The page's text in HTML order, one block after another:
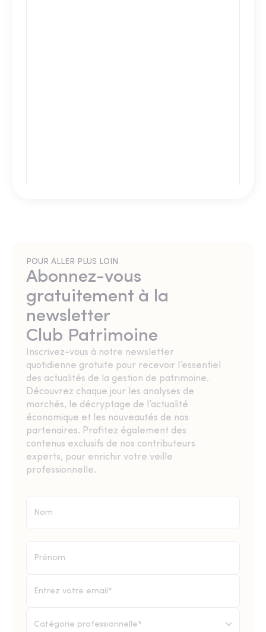
POUR ALLER PLUS LOIN
Abonnez-vous
gratuitement à la
newsletter
Club Patrimoine
Inscrivez-vous à notre newsletter
quotidienne gratuite pour recevoir l’essentiel
des actualités de la gestion de patrimoine.
Découvrez chaque jour les analyses de
marchés, le décryptage de l’actualité
économique et les nouveautés de nos
partenaires. Profitez également des
contenus exclusifs de nos contributeurs
experts, pour enrichir votre veille
professionnelle.
Catégorie professionnelle*